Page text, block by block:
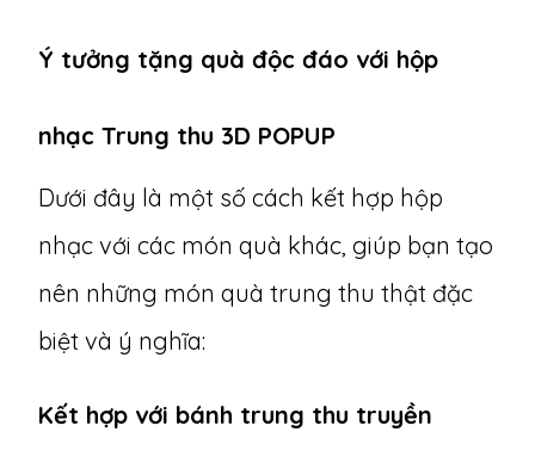
Ý tưởng tặng quà độc đáo với hộp
nhạc Trung thu 3D POPUP
Dưới đây là một số cách kết hợp hộp
nhạc với các món quà khác, giúp bạn tạo
nên những món quà trung thu thật đặc
biệt và ý nghĩa:
Kết hợp với bánh trung thu truyền